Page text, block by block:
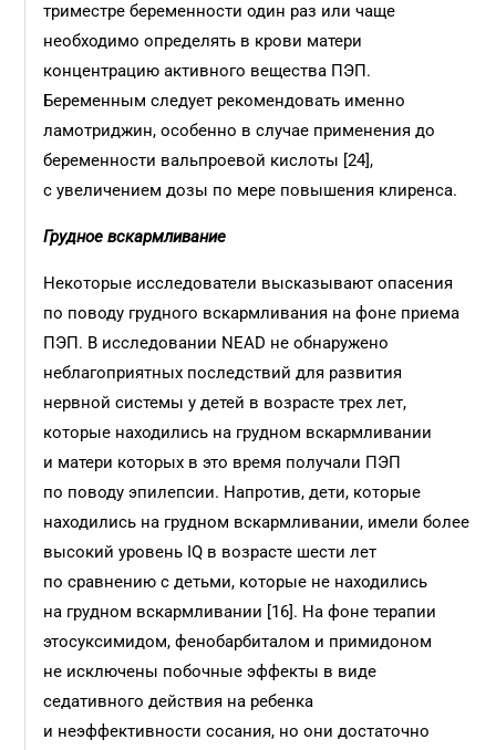
триместре беременности один раз или чаще
необходимо определять в крови матери
концентрацию активного вещества ПЭП.
Беременным следует рекомендовать именно
ламотриджин, особенно в случае применения до
беременности вальпроевой кислоты [24],
с увеличением дозы по мере повышения клиренса.
Грудное вскармливание
Некоторые исследователи высказывают опасения
по поводу грудного вскармливания на фоне приема
ПЭП. В исследовании NEAD не обнаружено
неблагоприятных последствий для развития
нервной системы у детей в возрасте трех лет,
которые находились на грудном вскармливании
и матери которых в это время получали ПЭП
по поводу эпилепсии. Напротив, дети, которые
находились на грудном вскармливании, имели более
высокий уровень IQ в возрасте шести лет
по сравнению с детьми, которые не находились
на грудном вскармливании [16]. На фоне терапии
этосуксимидом, фенобарбиталом и примидоном
не исключены побочные эффекты в виде
седативного действия на ребенка
и неэффективности сосания, но они достаточно